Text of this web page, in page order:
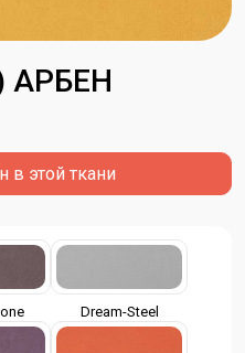
АРБЕН
в этой ткани
Dream-Steel